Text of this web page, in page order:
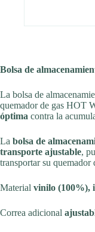
Bolsa de
La bolsa de
quemador de gas HOT
óptima contra la
La bolsa de
transporte ajustable,
transportar su quemador
Material vinilo (100%),
Correa adicional